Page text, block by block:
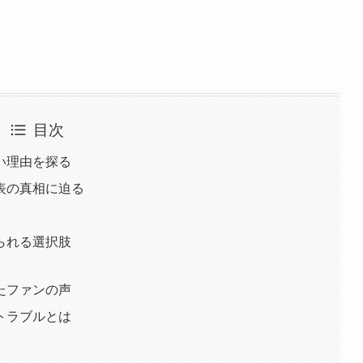
目次
理由を探る
の真相に迫る
れる選択肢
ファンの声
ラブルとは